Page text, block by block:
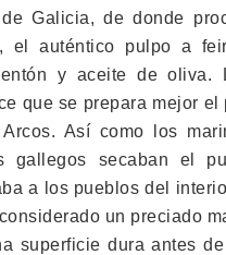
Galicia, de donde
el auténtico pulpo a
y aceite de oliva.
que se prepara mejor
Así como los
gallegos secaban el
a los pueblos del
un preciado
superficie dura antes